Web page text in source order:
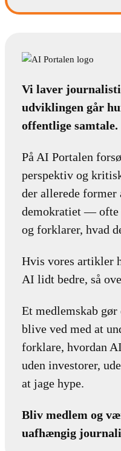
Vi laver
udviklingen går
offentlige samtale.
På AI Portalen
perspektiv og
der allerede
demokratiet — ofte
og forklarer, hvad
Hvis vores artikler
AI lidt bedre, så
Et medlemskab
blive ved med at
forklare, hvordan
uden investorer,
at jage hype.
Bliv medlem og
uafhængig